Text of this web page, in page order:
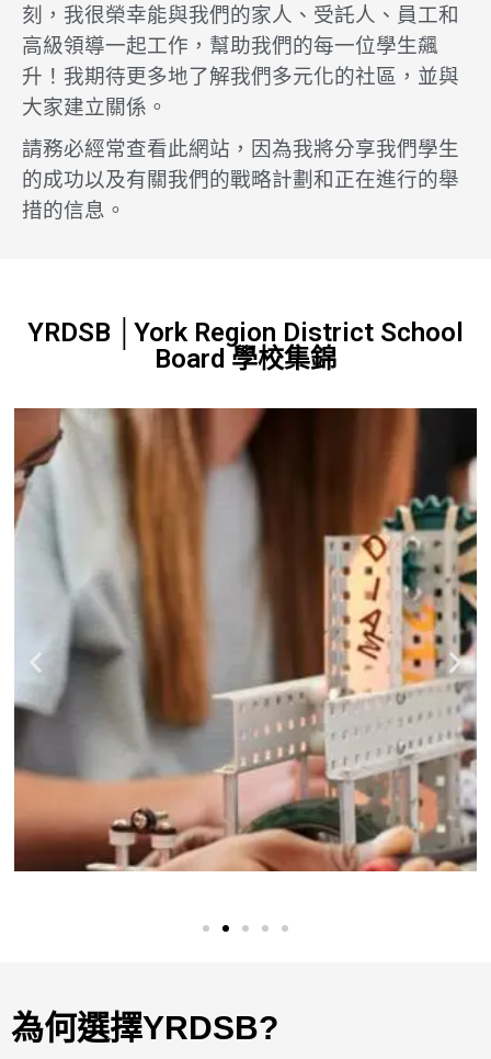
刻，我很榮幸能與我們的家人、受託人、員工和
高級領導一起工作，幫助我們的每一位學生飆
升！我期待更多地了解我們多元化的社區，並與
大家建立關係。
請務必經常查看此網站，因為我將分享我們學生
的成功以及有關我們的戰略計劃和正在進行的舉
措的信息。
YRDSB │York Region District School
Board 學校集錦
為何選擇YRDSB?